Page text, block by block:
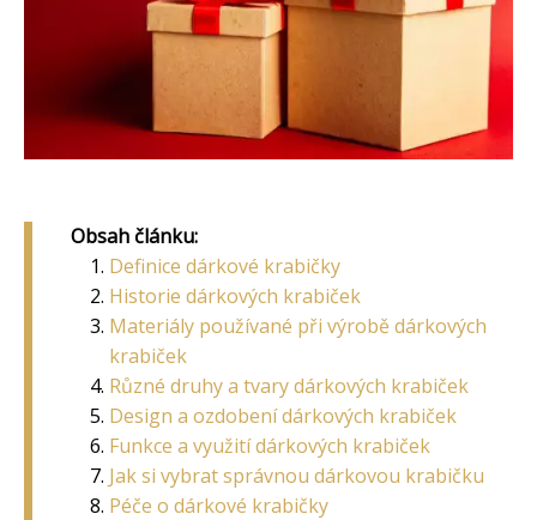
Obsah článku:
Definice dárkové krabičky
Historie dárkových krabiček
Materiály používané při výrobě dárkových
krabiček
Různé druhy a tvary dárkových krabiček
Design a ozdobení dárkových krabiček
Funkce a využití dárkových krabiček
Jak si vybrat správnou dárkovou krabičku
Péče o dárkové krabičky